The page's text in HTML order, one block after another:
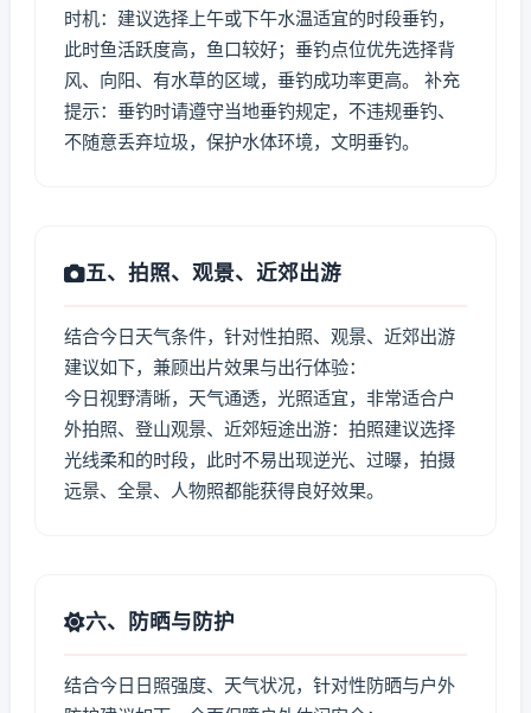
时机：建议选择上午或下午水温适宜的时段垂钓，
此时鱼活跃度高，鱼口较好；垂钓点位优先选择背
风、向阳、有水草的区域，垂钓成功率更高。 补充
提示：垂钓时请遵守当地垂钓规定，不违规垂钓、
不随意丢弃垃圾，保护水体环境，文明垂钓。
五、拍照、观景、近郊出游
结合今日天气条件，针对性拍照、观景、近郊出游
建议如下，兼顾出片效果与出行体验：
今日视野清晰，天气通透，光照适宜，非常适合户
外拍照、登山观景、近郊短途出游：拍照建议选择
光线柔和的时段，此时不易出现逆光、过曝，拍摄
远景、全景、人物照都能获得良好效果。
六、防晒与防护
结合今日日照强度、天气状况，针对性防晒与户外